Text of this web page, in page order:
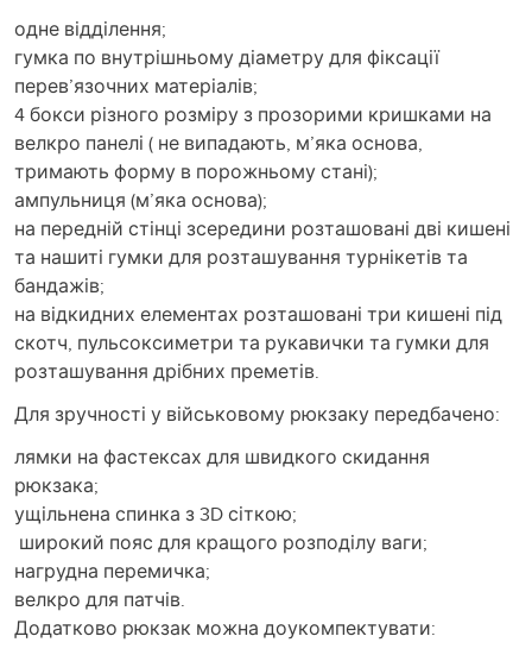
одне відділення;
гумка по внутрішньому діаметру для фіксації
перев’язочних матеріалів;
4 бокси різного розміру з прозорими кришками на
велкро панелі ( не випадають, м’яка основа,
тримають форму в порожньому стані);
ампульниця (м’яка основа);
на передній стінці зсередини розташовані дві кишені
та нашиті гумки для розташування турнікетів та
бандажів;
на відкидних елементах розташовані три кишені під
скотч, пульсоксиметри та рукавички та гумки для
розташування дрібних преметів.
Для зручності у військовому рюкзаку передбачено:
лямки на фастексах для швидкого скидання
рюкзака;
ущільнена спинка з 3D сіткою;
широкий пояс для кращого розподілу ваги;
нагрудна перемичка;
велкро для патчів.
Додатково рюкзак можна доукомпектувати: